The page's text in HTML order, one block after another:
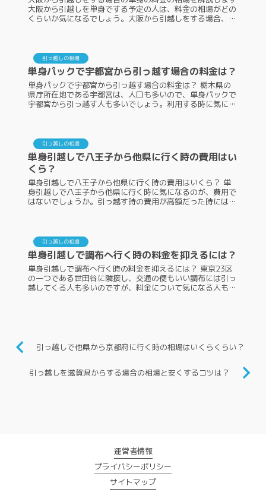
大阪から引越しを単身でする予定の人は、料金の相場がどの
くらいか気になるでしょう。大阪から引越しをする場合、単
引っ越しの相場
単身パックで宇都宮から引っ越す場合の料金は？
単身パックで宇都宮から引っ越す場合の料金は？ 栃木県の
県庁所在地である宇都宮は、人口も多いので、単身パックで
宇都宮から引っ越す人も多いでしょう。利用する時に気にな
引っ越しの相場
単身引越しで八王子から他県に行く時の費用はい
くら？
単身引越しで八王子から他県に行く時の費用はいくら？ 単
身引越しで八王子から他県に行く時に気になるのが、費用で
はないでしょうか。引っ越す時の費用が高額だった時には、
引っ越しの相場
単身引越しで調布へ行く時の料金を抑えるには？
単身引越しで調布へ行く時の料金を抑えるには？ 東京23区
の一つである世田谷に隣接し、交通の便もいい調布には引っ
越してくる人も多いのですが、料金について気になる人も多
引っ越しで他県から京都府に行く時の相場はいくらくらい？
引っ越しを滋賀県からする場合の相場と安くするコツは？
運営者情報
プライバシーポリシー
サイトマップ